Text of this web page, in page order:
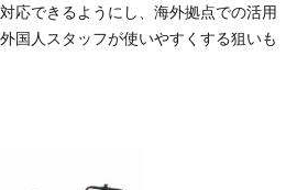
応できるようにし、海外拠点での活用
国人スタッフが使いやすくする狙いも